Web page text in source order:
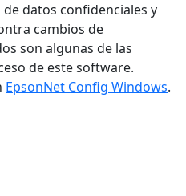
datos confidenciales y
cambios de
son algunas de las
de este software.
EpsonNet Config Windows.